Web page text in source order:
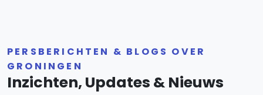
PERSBERICHTEN & BLOGS OVER
GRONINGEN
Inzichten, Updates & Nieuws